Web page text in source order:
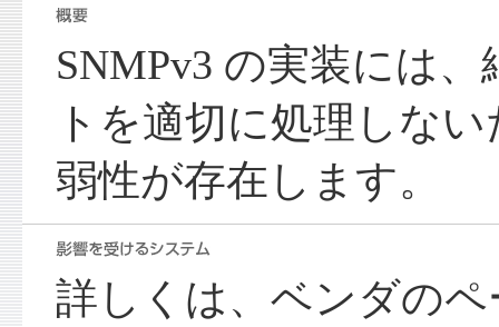
SNMPv3 の実装には
トを適切に処理しな
弱性が存在します。
詳しくは、ベンダの